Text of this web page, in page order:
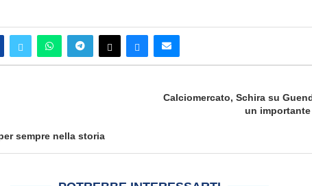
sempre nella storia
Calciomercato, Schira su
un